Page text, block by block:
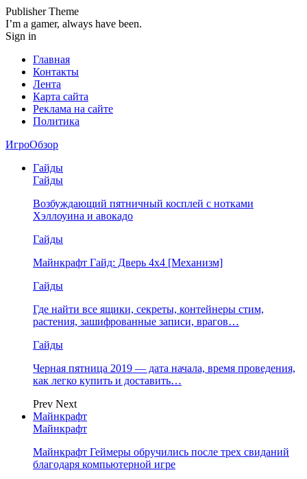
Publisher Theme
I’m a gamer, always have been.
Sign in
Главная
Контакты
Лента
Карта сайта
Реклама на сайте
Политика
ИгроОбзор
Гайды
Гайды
Возбуждающий пятничный косплей с нотками
Хэллоуина и авокадо
Гайды
Майнкрафт Гайд: Дверь 4х4 [Механизм]
Гайды
Где найти все ящики, секреты, контейнеры стим,
растения, зашифрованные записи, врагов…
Гайды
Черная пятница 2019 — дата начала, время проведения,
как легко купить и доставить…
Prev Next
Майнкрафт
Майнкрафт
Майнкрафт Геймеры обручились после трех свиданий
благодаря компьютерной игре